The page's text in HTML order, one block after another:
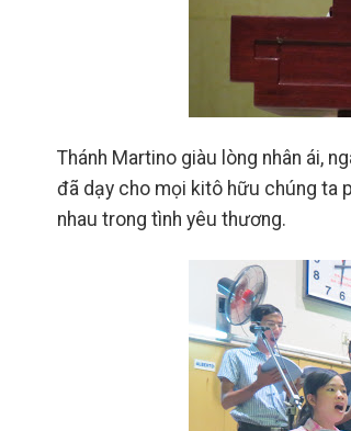
Thánh Martino giàu lòng nhân ái,
đã dạy cho mọi kitô hữu chúng ta
nhau trong tình yêu thương.